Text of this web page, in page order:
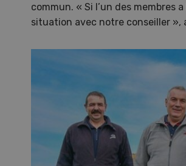
commun. « Si l’un des membres
situation avec notre conseiller »,